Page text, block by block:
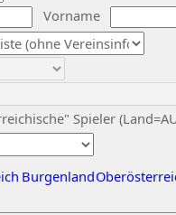
Vorname
Spieler
Burgenland